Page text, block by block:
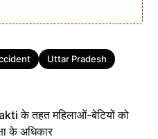
Uttar Pradesh
के तहत महिलाओं-बेटियों को
के अधिकार